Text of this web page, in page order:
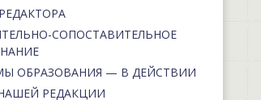
СОПОСТАВИТЕЛЬНОЕ
ОБРАЗОВАНИЯ — В ДЕЙСТВИИ
РЕДАКЦИИ